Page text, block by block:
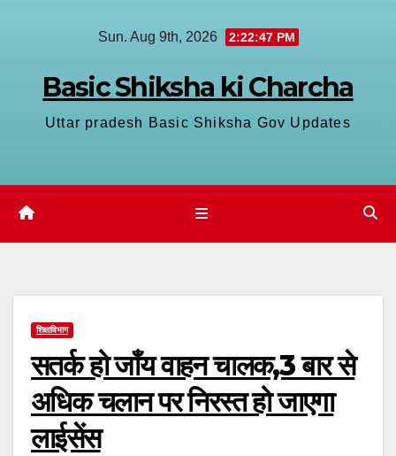
Sun. Aug 9th, 2026 2:22:48 PM
Basic Shiksha ki Charcha
Uttar pradesh Basic Shiksha Gov Updates
शिक्षाविभाग
सतर्क हो जाँय वाहन चालक,3 बार से
अधिक चलान पर निरस्त हो जाएगा
लाईसेंस